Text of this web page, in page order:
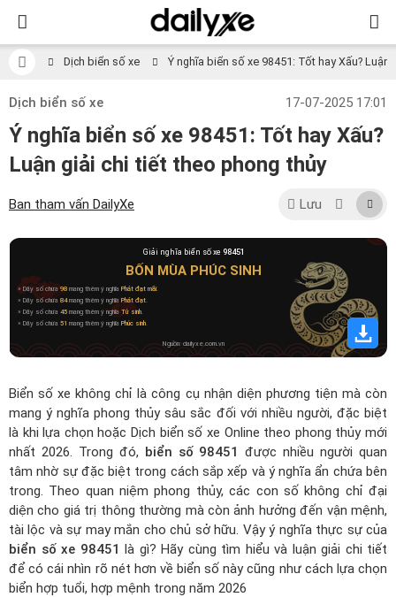
Dịch biển số xe Ý nghĩa biển số xe 98451: Tốt hay Xấu?
Dịch biển số xe 17-07-2025 17:01
Ý nghĩa biển số xe 98451: Tốt hay Xấu?
Luận giải chi tiết theo phong thủy
Ban tham vấn DailyXe Lưu
Giải nghĩa biển số xe 98451
BỐN MÙA PHÚC SINH
» Dãy số chứa98 mang thêm ý nghĩa Phát đạt mãi.
» Dãy số chứa 84mang thêm ý nghĩaPhát đạt.
» Dãy số chứa 45 mang thêm ý nghĩaTử sinh.
» Dãy số chứa 51 mang thêm ý nghĩa Phúc sinh.
Nguồn: dailyxe.com.vn
Biển số xe không chỉ là công cụ nhận diện phương tiện mà còn
mang ý nghĩa phong thủy sâu sắc đối với nhiều người, đặc biệt
là khi lựa chọn hoặcDịch biển số xe Online theo phong thủy mới
nhất 2026. Trong đó, biển số 98451 được nhiều người quan
tâm nhờ sự đặc biệt trong cách sắp xếp và ý nghĩa ẩn chứa bên
trong. Theo quan niệm phong thủy, các con số không chỉ đại
diện cho giá trị thông thường mà còn ảnh hưởng đến vận mệnh,
tài lộc và sự may mắn cho chủ sở hữu. Vậy ý nghĩa thực sự của
biển số xe 98451 là gì? Hãy cùng tìm hiểu và luận giải chi tiết
để có cái nhìn rõ nét hơn về biển số này cũng như cách lựa chọn
biển hợp tuổi, hợp mệnh trong năm 2026